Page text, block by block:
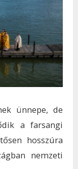
ünnepe, de
a farsangi
hosszúra
nemzeti